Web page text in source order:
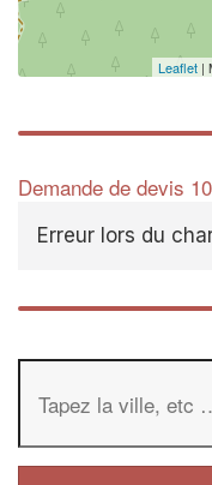
Leaflet |
Demande de devis
Erreur lors du